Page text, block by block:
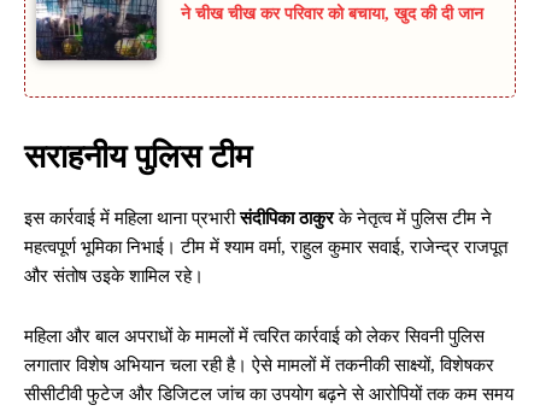
ने चीख चीख कर परिवार को बचाया, खुद की दी जान
सराहनीय पुलिस टीम
इस कार्रवाई में महिला थाना प्रभारीसंदीपिका ठाकुरके नेतृत्व में पुलिस टीम ने
महत्वपूर्ण भूमिका निभाई। टीम में श्याम वर्मा, राहुल कुमार सवाई, राजेन्द्र राजपूत
और संतोष उइके शामिल रहे।
महिला और बाल अपराधों के मामलों में त्वरित कार्रवाई को लेकर सिवनी पुलिस
लगातार विशेष अभियान चला रही है। ऐसे मामलों में तकनीकी साक्ष्यों, विशेषकर
सीसीटीवी फुटेज और डिजिटल जांच का उपयोग बढ़ने से आरोपियों तक कम समय